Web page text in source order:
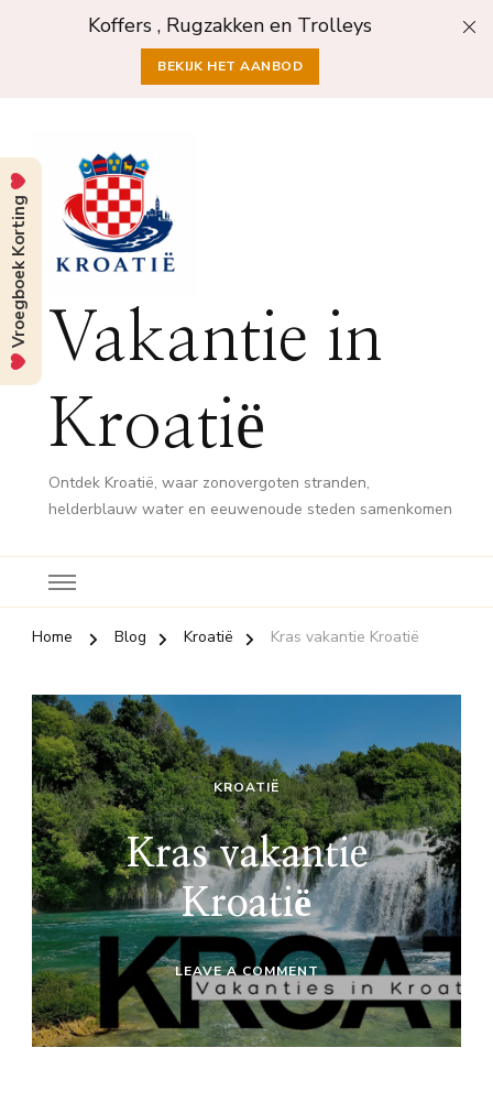
Koffers , Rugzakken en Trolleys
BEKIJK HET AANBOD
Vakantie in
Kroatië
Ontdek Kroatië, waar zonovergoten stranden,
helderblauw water en eeuwenoude steden samenkomen
Home Blog Kroatië Kras vakantie Kroatië
KROATIË
Kras vakantie
Kroatië
LEAVE A COMMENTON
KRAS
VAKANTIE
KROATIË
Vroegboek Korting